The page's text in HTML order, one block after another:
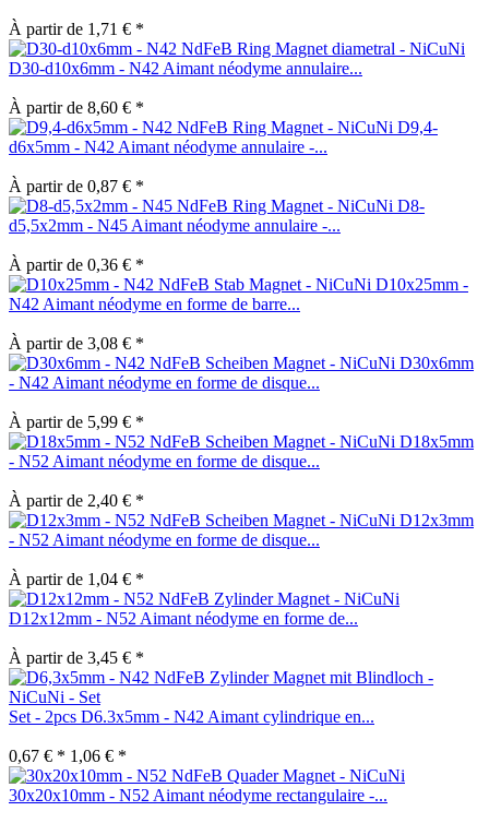
À partir de 1,71 € *
D30-d10x6mm - N42 Aimant néodyme annulaire...
À partir de 8,60 € *
D9,4-
d6x5mm - N42 Aimant néodyme annulaire -...
À partir de 0,87 € *
D8-
d5,5x2mm - N45 Aimant néodyme annulaire -...
À partir de 0,36 € *
D10x25mm -
N42 Aimant néodyme en forme de barre...
À partir de 3,08 € *
D30x6mm
- N42 Aimant néodyme en forme de disque...
À partir de 5,99 € *
D18x5mm
- N52 Aimant néodyme en forme de disque...
À partir de 2,40 € *
D12x3mm
- N52 Aimant néodyme en forme de disque...
À partir de 1,04 € *
D12x12mm - N52 Aimant néodyme en forme de...
À partir de 3,45 € *
Set - 2pcs D6.3x5mm - N42 Aimant cylindrique en...
0,67 € * 1,06 € *
30x20x10mm - N52 Aimant néodyme rectangulaire -...